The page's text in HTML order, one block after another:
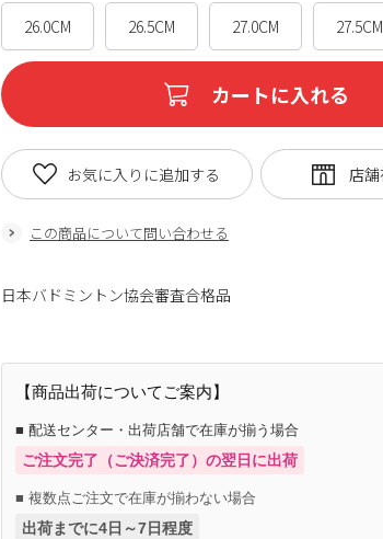
26.0CM 26.5CM 27.0CM 27.5CM
カートに入れる
この商品について問い合わせる
お気に入りに追加する
日本バドミントン協会審査合格品
【商品出荷についてご案内】
■ 配送センター・出荷店舗で在庫が揃う場合
ご注文完了（ご決済完了）の翌日に出荷
■ 複数点ご注文で在庫が揃わない場合
出荷までに4日～7日程度